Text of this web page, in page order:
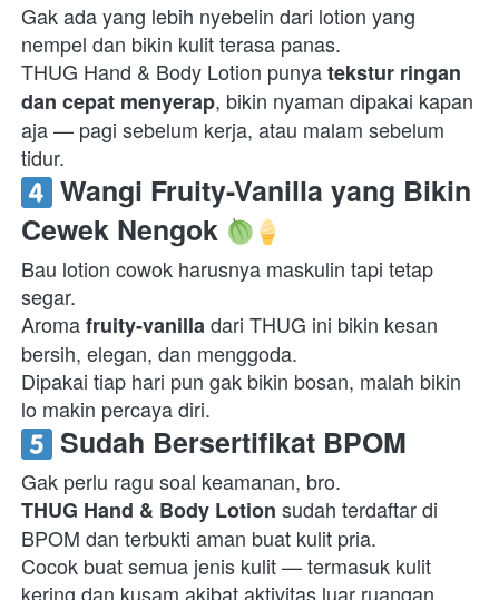
Gak ada yang lebih nyebelin dari lotion yang
nempel dan bikin kulit terasa panas.
THUG Hand & Body Lotion punya tekstur ringan
dan cepat menyerap, bikin nyaman dipakai kapan
aja — pagi sebelum kerja, atau malam sebelum
tidur.
Wangi Fruity-Vanilla yang Bikin
Cewek Nengok
Bau lotion cowok harusnya maskulin tapi tetap
segar.
Aroma fruity-vanilla dari THUG ini bikin kesan
bersih, elegan, dan menggoda.
Dipakai tiap hari pun gak bikin bosan, malah bikin
lo makin percaya diri.
Sudah Bersertifikat BPOM
THUG Hand & Body Lotion sudah terdaftar di
BPOM dan terbukti aman buat kulit pria.
Cocok buat semua jenis kulit — termasuk kulit
kering dan kusam akibat aktivitas luar ruangan.